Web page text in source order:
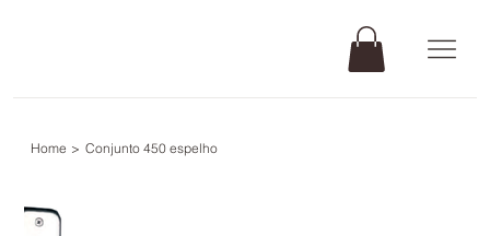
Home > Conjunto 450 espelho